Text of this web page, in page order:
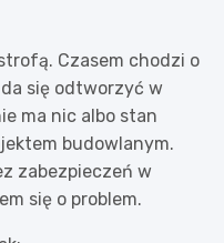
Czasem chodzi o
się odtworzyć w
ma nic albo stan
budowlanym.
zabezpieczeń w
się o problem.